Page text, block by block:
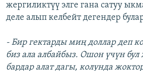
жергиликтүү элге гана сатуу
деле алып келбейт дегендер
- Бир гектарды миң доллар деп
биз ала албайбыз. Ошон үчүн
бардар алат дагы, колунда